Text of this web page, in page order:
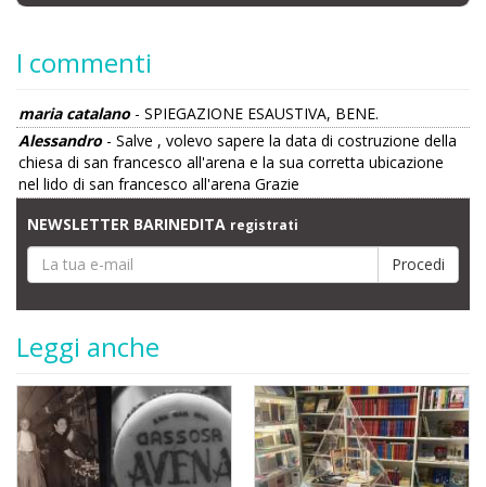
I commenti
maria catalano- SPIEGAZIONE ESAUSTIVA, BENE.
Alessandro- Salve , volevo sapere la data di costruzione della
chiesa di san francesco all'arena e la sua corretta ubicazione
nel lido di san francesco all'arena Grazie
NEWSLETTER BARINEDITA registrati
Leggi anche